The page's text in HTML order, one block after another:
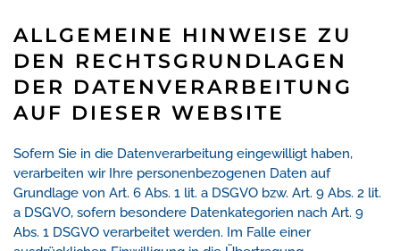
ALLGEMEINE HINWEISE ZU
DEN RECHTSGRUNDLAGEN
DER DATENVERARBEITUNG
AUF DIESER WEBSITE
Sofern Sie in die Datenverarbeitung eingewilligt haben,
verarbeiten wir Ihre personenbezogenen Daten auf
Grundlage von Art. 6 Abs. 1 lit. a DSGVO bzw. Art. 9 Abs. 2 lit.
a DSGVO, sofern besondere Datenkategorien nach Art. 9
Abs. 1 DSGVO verarbeitet werden. Im Falle einer